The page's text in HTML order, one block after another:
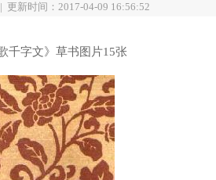
新时间：2017-04-09 16:56:52
千字文》草书图片15张